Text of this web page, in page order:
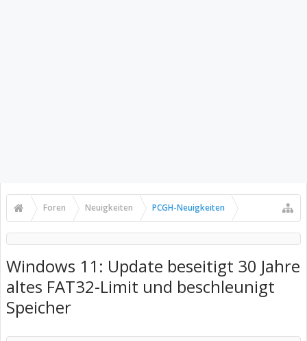
Foren Neuigkeiten PCGH-Neuigkeiten
Windows 11: Update beseitigt 30 Jahre
altes FAT32-Limit und beschleunigt
Speicher